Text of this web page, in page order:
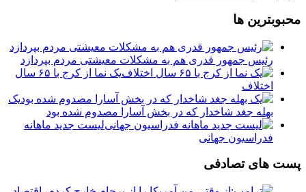
محبوبترین ها
رئیس جمهور قدری هم به مشکلات معیشتی مردم بپردازد
یک نما از کرج با ۶۵ سال
اختلاف
یک
بهله جغد شاخدار که در بخش آسارا مصدوم شده بود
لیست جدید ماهانه
فدراسیون جهانی
پست های تصادفی